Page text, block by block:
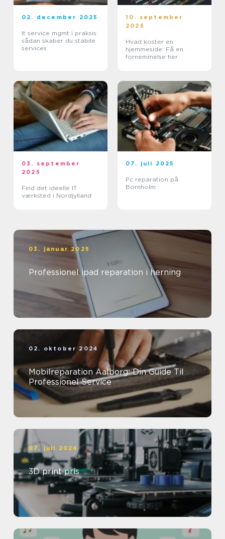
02. december 2025
It service mgmt i praksis:
sådan skaber du stabile
services
10. september
2025
Hvad koster en
hjemmeside: Få en
fornemmelse her
03. september
2025
Find det ideelle IT
værksted i Nordjylland
07. juli 2025
Pc reparation på
Bornholm
03. januar 2025
Professionel ipad reparation i herning
02. oktober 2024
Mobilreparation Aalborg: Din Guide Til
Professionel Service
07. juli 2024
3D print pris